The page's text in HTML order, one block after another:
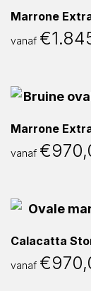
Marrone
vanaf €
Marrone
vanaf €
Calacatta
vanaf €